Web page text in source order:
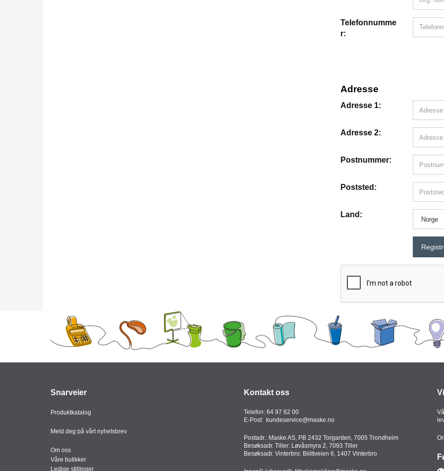
Telefonnumme
r:
Adresse
Adresse 1:
Adresse 2:
Postnummer:
Poststed:
Land:
Snarveier
Produktkatalog
Meld deg på vårt nyhetsbrev
Om oss
Våre butikker
Ledige stillinger
Kontakt oss
Telefon: 64 97 62 00
E-Post: kundeservice@maske.no
Postadr.: Maske AS, PB 2432 Torgarden, 7005 Trondheim
Besøksadr. Tiller: Løvåsmyra 2, 7093 Tiller
Besøksadr. Vinterbro: Bilittveien 6, 1407 Vinterbro